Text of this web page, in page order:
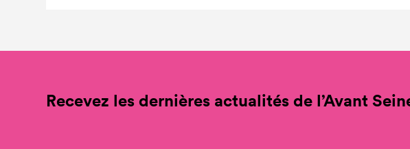
Recevez les dernières actualités de l’Avant